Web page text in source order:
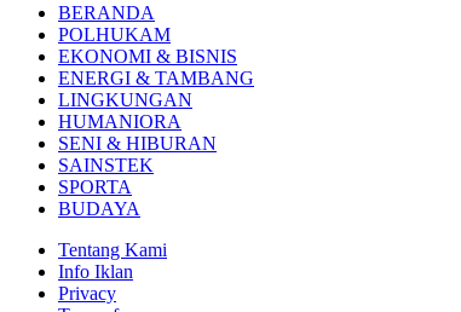
BERANDA
POLHUKAM
EKONOMI & BISNIS
ENERGI & TAMBANG
LINGKUNGAN
HUMANIORA
SENI & HIBURAN
SAINSTEK
SPORTA
BUDAYA
Tentang Kami
Info Iklan
Privacy